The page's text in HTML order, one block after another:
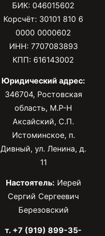
БИК: 046015602
Корсчёт: 30101 810 6
0000 0000602
ИНН: 7707083893
КПП: 616143002
Юридический адрес:
346704, Ростовская
область, М.Р-Н
Аксайский, С.П.
Истоминское, п.
Дивный, ул. Ленина, д.
11
Настоятель: Иерей
Сергий Сергеевич
Березовский
т. +7 (919) 899-35-